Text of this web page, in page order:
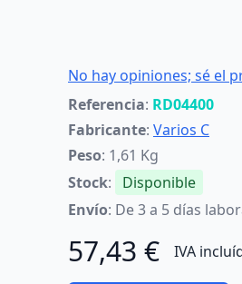
No hay opiniones; sé el
Referencia: RD04400
Fabricante: Varios C
Peso: 1,61 Kg
Stock:
Disponible
Envío: De 3 a 5 días
57,43 € IVA